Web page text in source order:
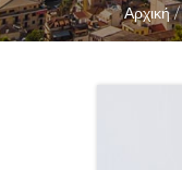
Αρχική /